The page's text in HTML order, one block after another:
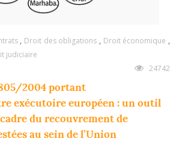
, Droit des obligations , Droit économique ,
judiciaire
24742
2004 portant
exécutoire européen : un outil
du recouvrement de
au sein de l’Union